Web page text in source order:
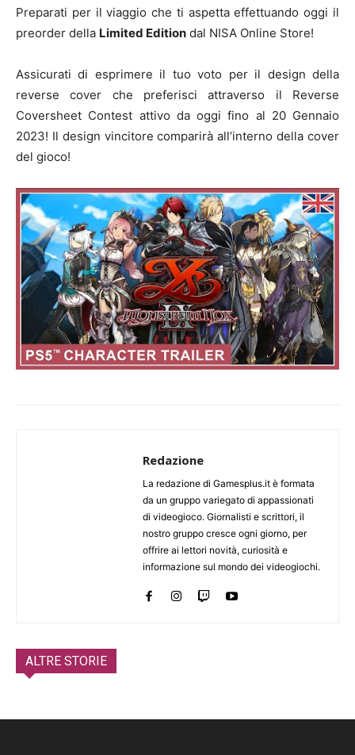
Preparati per il viaggio che ti aspetta effettuando oggi il
preorder della Limited Edition dal NISA Online Store!
Assicurati di esprimere il tuo voto per il design della
reverse cover che preferisci attraverso il Reverse
Coversheet Contest attivo da oggi fino al 20 Gennaio
2023! Il design vincitore comparirà all’interno della cover
del gioco!
Redazione
La redazione di Gamesplus.it è formata
da un gruppo variegato di appassionati
di videogioco. Giornalisti e scrittori, il
nostro gruppo cresce ogni giorno, per
offrire ai lettori novità, curiosità e
informazione sul mondo dei videogiochi.
ALTRE STORIE